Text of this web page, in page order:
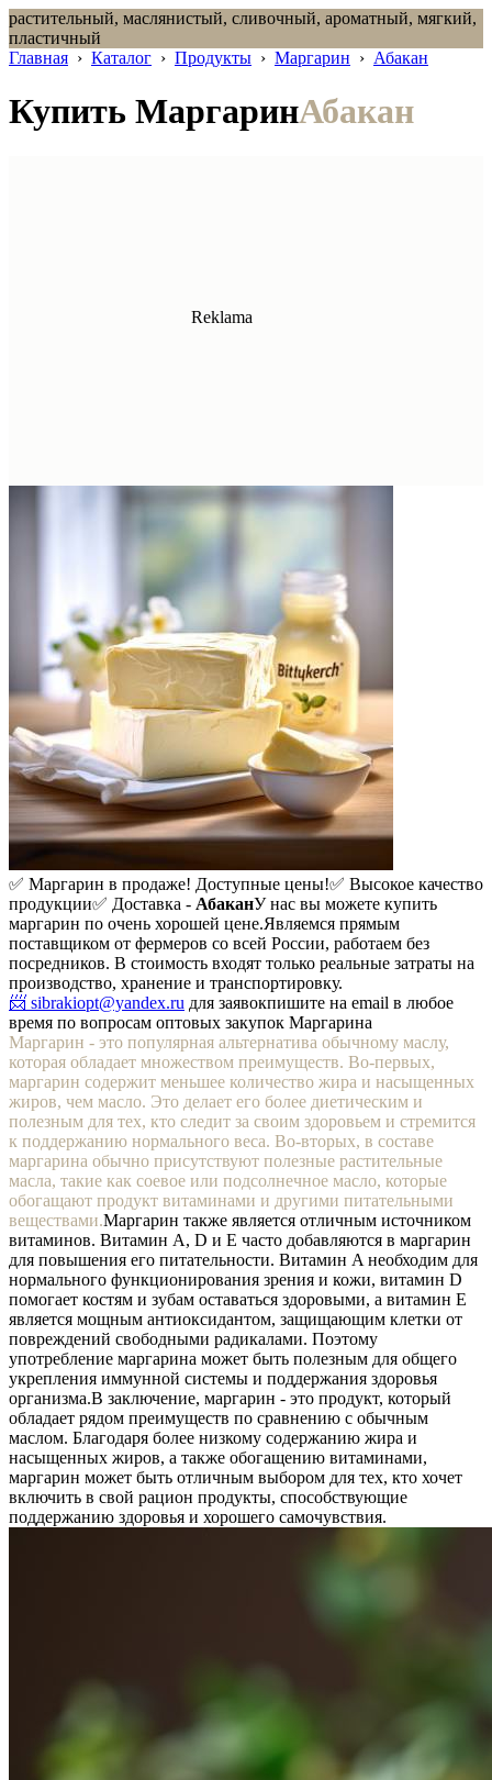
растительный, маслянистый, сливочный, ароматный, мягкий,
пластичный
Главная › Каталог › Продукты › Маргарин › Абакан
Купить МаргаринАбакан
✅ Маргарин в продаже! Доступные цены!✅ Высокое качество
продукции✅ Доставка - АбаканУ нас вы можете купить
маргарин по очень хорошей цене.Являемся прямым
поставщиком от фермеров со всей России, работаем без
посредников. В стоимость входят только реальные затраты на
производство, хранение и транспортировку.
📨 sibrakiopt@yandex.ru для заявокпишите на email в любое
время по вопросам оптовых закупок Маргарина
Маргарин - это популярная альтернатива обычному маслу,
которая обладает множеством преимуществ. Во-первых,
маргарин содержит меньшее количество жира и насыщенных
жиров, чем масло. Это делает его более диетическим и
полезным для тех, кто следит за своим здоровьем и стремится
к поддержанию нормального веса. Во-вторых, в составе
маргарина обычно присутствуют полезные растительные
масла, такие как соевое или подсолнечное масло, которые
обогащают продукт витаминами и другими питательными
веществами.Маргарин также является отличным источником
витаминов. Витамин A, D и E часто добавляются в маргарин
для повышения его питательности. Витамин A необходим для
нормального функционирования зрения и кожи, витамин D
помогает костям и зубам оставаться здоровыми, а витамин E
является мощным антиоксидантом, защищающим клетки от
повреждений свободными радикалами. Поэтому
употребление маргарина может быть полезным для общего
укрепления иммунной системы и поддержания здоровья
организма.В заключение, маргарин - это продукт, который
обладает рядом преимуществ по сравнению с обычным
маслом. Благодаря более низкому содержанию жира и
насыщенных жиров, а также обогащению витаминами,
маргарин может быть отличным выбором для тех, кто хочет
включить в свой рацион продукты, способствующие
поддержанию здоровья и хорошего самочувствия.